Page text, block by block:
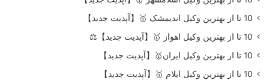
10 تا از بهترین وکیل اندیمشک 🥇【آپدیت جدید】
10 تا از بهترین وکیل اهواز 🥇【آپدیت جدید】⚖️
10 تا از بهترین وکیل ایران🥇【آپدیت جدید】
10 تا از بهترین وکیل ایلام 🥇【آپدیت جدید】